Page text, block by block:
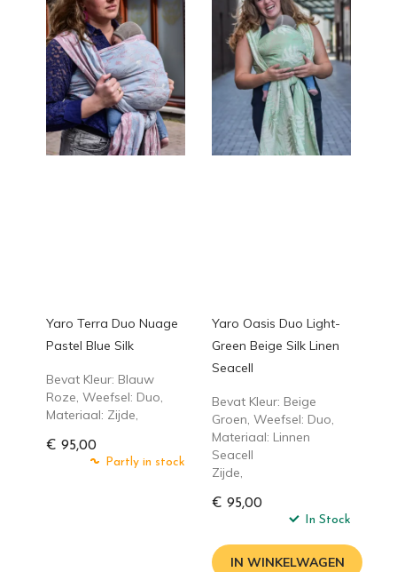
Yaro Terra Duo Nuage
Pastel Blue Silk
Bevat Kleur: Blauw
Roze, Weefsel: Duo,
Materiaal: Zijde,
€ 95,00
Partly in stock
Yaro Oasis Duo Light-
Green Beige Silk Linen
Seacell
Bevat Kleur: Beige
Groen, Weefsel: Duo,
Materiaal: Linnen
Seacell
Zijde,
€ 95,00
In Stock
IN WINKELWAGEN